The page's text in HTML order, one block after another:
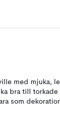
med mjuka,
bra till torkade
som